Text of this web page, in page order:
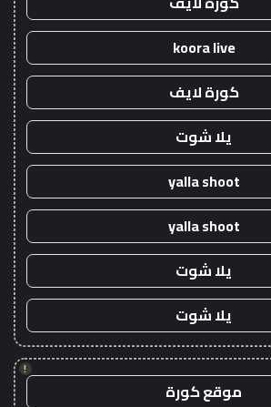
koora live
كورة لايف
يلا شوت
yalla shoot
yalla shoot
يلا شوت
يلا شوت
!
موقع كورة